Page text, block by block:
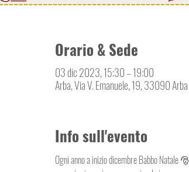
Orario & Sede
03 dic 2023, 15:30 – 19:00
Arba, Via V. Emanuele, 19, 33090
Info sull'evento
Ogni anno a inizio dicembre Babbo Natale